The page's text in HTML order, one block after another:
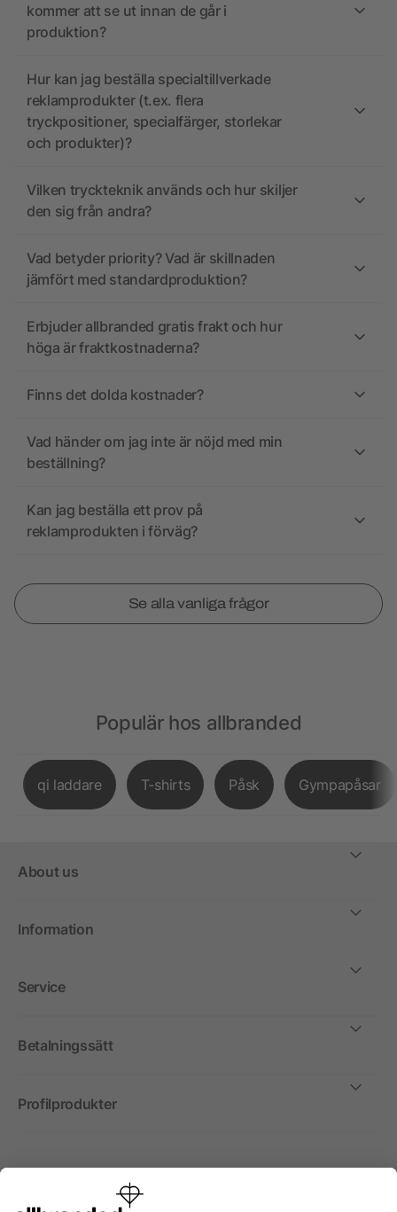
kommer att se ut innan de går i
produktion?
Hur kan jag beställa specialtillverkade
reklamprodukter (t.ex. flera
tryckpositioner, specialfärger, storlekar
och produkter)?
Vilken tryckteknik används och hur skiljer
den sig från andra?
Vad betyder priority? Vad är skillnaden
jämfört med standardproduktion?
Erbjuder allbranded gratis frakt och hur
höga är fraktkostnaderna?
Finns det dolda kostnader?
Vad händer om jag inte är nöjd med min
beställning?
Kan jag beställa ett prov på
reklamprodukten i förväg?
Se alla vanliga frågor
Populär hos allbranded
qi laddare T-shirts Påsk Gympapåsar
About us
Information
Service
Betalningssätt
Profilprodukter
Internationellt